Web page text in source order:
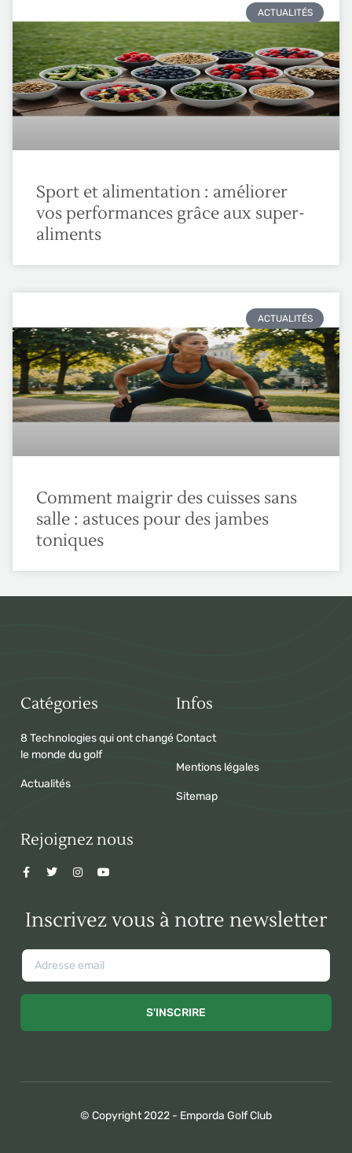
ACTUALITÉS
Sport et alimentation : améliorer
vos performances grâce aux super-
aliments
ACTUALITÉS
Comment maigrir des cuisses sans
salle : astuces pour des jambes
toniques
Catégories
8 Technologies qui ont changé
le monde du golf
Actualités
Infos
Contact
Mentions légales
Sitemap
Rejoignez nous
Inscrivez vous à notre newsletter
S'INSCRIRE
© Copyright 2022 - Emporda Golf Club